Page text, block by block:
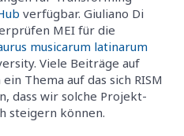
verfügbar. Giuliano Di
MEI für die
musicarum latinarum
Viele Beiträge auf
Thema auf das sich RISM
dass wir solche Projekt-
steigern können.